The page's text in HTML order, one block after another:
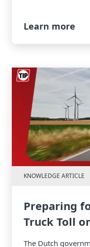
Learn more
KNOWLEDGE ARTICLE
Preparing
Truck Toll
The Dutch